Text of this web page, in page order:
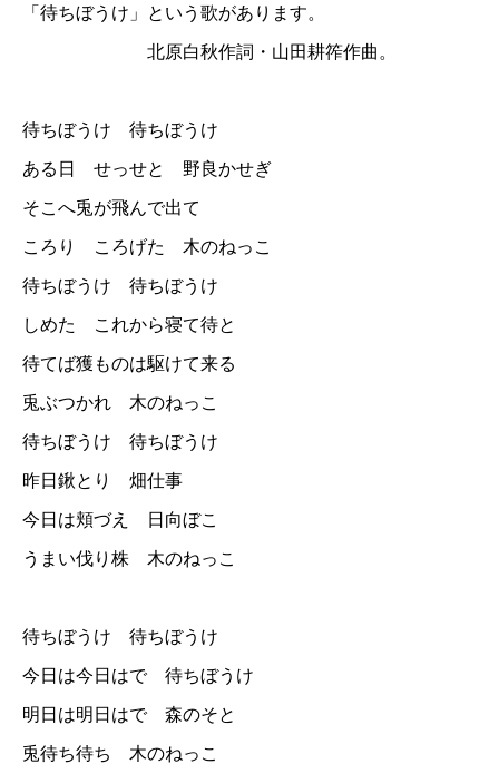
「待ちぼうけ」という歌があります。
北原白秋作詞・山田耕筰作曲。
待ちぼうけ 待ちぼうけ
ある日 せっせと 野良かせぎ
そこへ兎が飛んで出て
ころり ころげた 木のねっこ
待ちぼうけ 待ちぼうけ
しめた これから寝て待と
待てば獲ものは駆けて来る
兎ぶつかれ 木のねっこ
待ちぼうけ 待ちぼうけ
昨日鍬とり 畑仕事
今日は頬づえ 日向ぼこ
うまい伐り株 木のねっこ
待ちぼうけ 待ちぼうけ
今日は今日はで 待ちぼうけ
明日は明日はで 森のそと
兎待ち待ち 木のねっこ